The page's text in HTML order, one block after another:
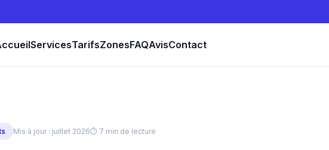
ServicesTarifsZonesFAQAvisContact
Mis à jour : juillet 2026⏱ 7 min de lecture